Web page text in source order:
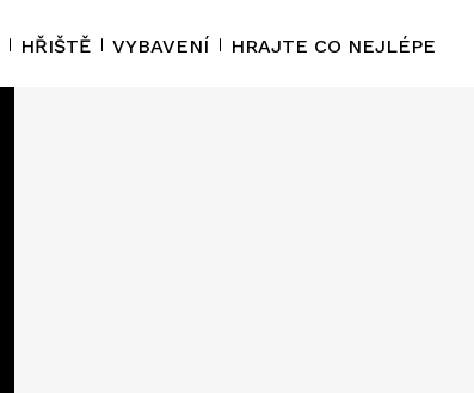
HŘIŠTĚ VYBAVENÍ HRAJTE CO NEJLÉPE